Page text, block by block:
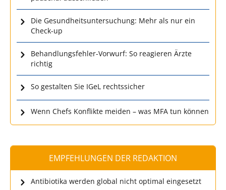
Die Gesundheitsuntersuchung: Mehr als nur ein
Check-up
Behandlungsfehler-Vorwurf: So reagieren Ärzte
richtig
So gestalten Sie IGeL rechtssicher
Wenn Chefs Konflikte meiden – was MFA tun können
EMPFEHLUNGEN DER REDAKTION
Antibiotika werden global nicht optimal eingesetzt